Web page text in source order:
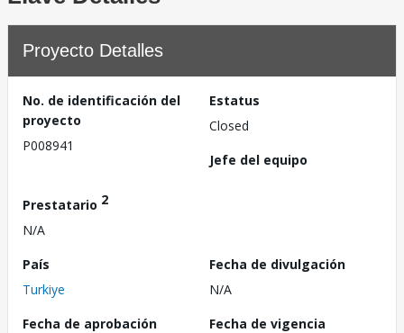
Proyecto Detalles
No. de identificación del
proyecto
P008941
Estatus
Closed
Jefe del equipo
Prestatario 2
N/A
País
Turkiye
Fecha de divulgación
N/A
Fecha de aprobación
Fecha de vigencia